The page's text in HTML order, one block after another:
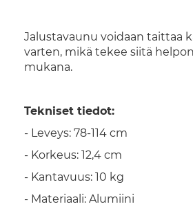
Jalustavaunu voidaan taittaa
varten, mikä tekee siitä
mukana.
Tekniset tiedot:
- Leveys: 78-114 cm
- Korkeus: 12,4 cm
- Kantavuus: 10 kg
- Materiaali: Alumiini